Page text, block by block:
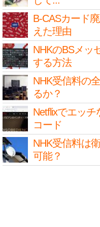
B-CASカード
えた理由
NHKのBSメッ
する方法
NHK受信料の
るか？
Netflixでエッ
コード
NHK受信料は
可能？